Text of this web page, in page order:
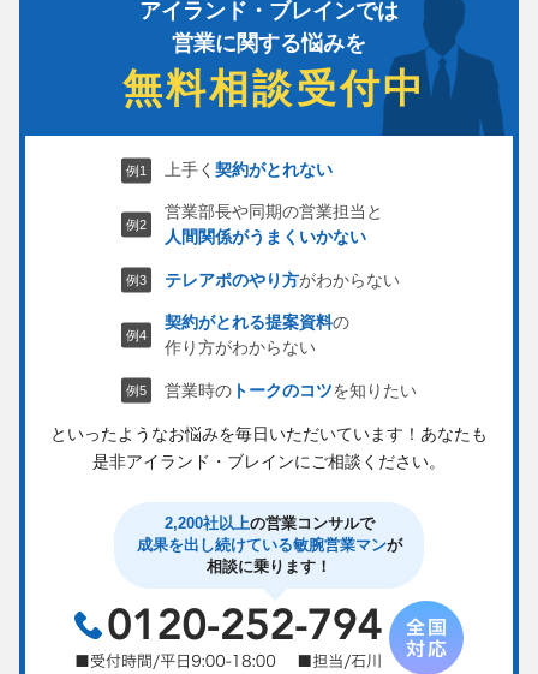
アイランド・ブレインでは
営業に関する悩みを
無料相談受付中
上手く契約がとれない
営業部長や同期の営業担当と
人間関係がうまくいかない
テレアポのやり方がわからない
契約がとれる提案資料の
作り方がわからない
営業時の トークのコツを知りたい
といったようなお悩みを毎日いただいています！ あなたも
是非アイランド・ブレインにご相談ください。
2,200社以上の営業コンサルで
成果を出し続けている敏腕営業マンが
相談に乗ります！